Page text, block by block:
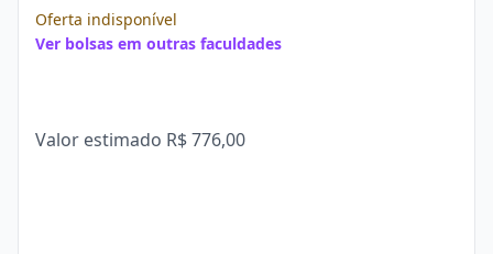
Oferta indisponível
Ver bolsas em outras faculdades
Valor estimado R$ 776,00